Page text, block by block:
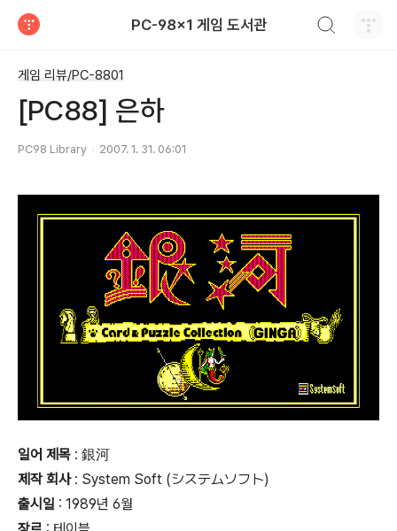
PC-98x1 게임 도서관
게임 리뷰/PC-8801
[PC88] 은하
PC98 Library 2007. 1. 31. 06:01
일어 제목 : 銀河
제작 회사: System Soft (システムソフト)
출시일 : 1989년 6월